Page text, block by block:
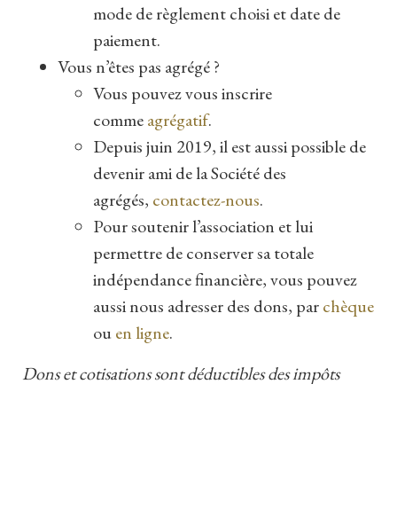
mode de règlement choisi et date de
paiement.
Vous n’êtes pas agrégé ?
Vous pouvez vous inscrire
commeagrégatif.
Depuis juin 2019, il est aussi possible de
devenir ami de la Société des
agrégés, contactez-nous.
Pour soutenir l’association et lui
permettre de conserver sa totale
indépendance financière, vous pouvez
aussi nous adresser des dons, parchèque
ouen ligne.
Dons et cotisations sont déductibles des impôts